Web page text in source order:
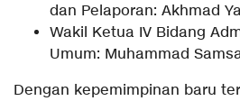
dan Pelaporan: Akhmad
Wakil Ketua IV Bidang
Umum: Muhammad
Dengan kepemimpinan baru